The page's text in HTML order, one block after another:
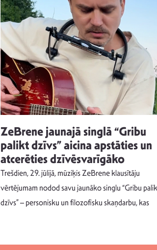
ZeBrene jaunajā singlā “Gribu
palikt dzīvs” aicina apstāties un
atcerēties dzīvēsvarīgāko
Trešdien, 29. jūlijā, mūziķis ZeBrene klausītāju
vērtējumam nodod savu jaunāko singlu “Gribu
dzīvs” – personisku un filozofisku skaņdarbu, kas